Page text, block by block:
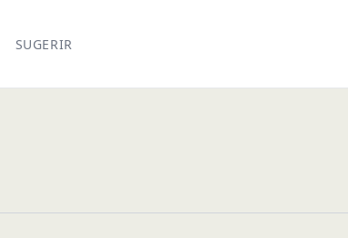
SUGERIR